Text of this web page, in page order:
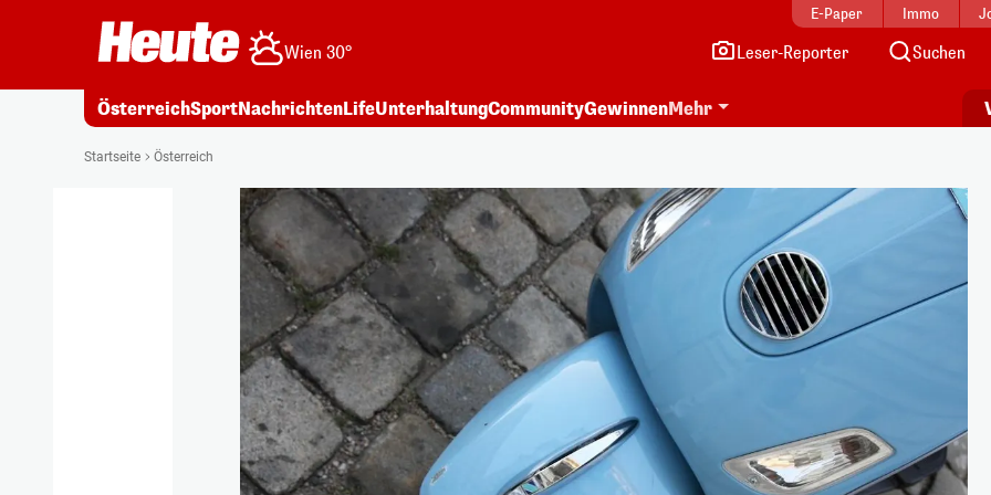
E-Paper Immo
Wien 30° Leser-Reporter Suchen
ÖsterreichSportNachrichtenLifeUnterhaltungCommunityGewinnenMehr
Startseite Österreich